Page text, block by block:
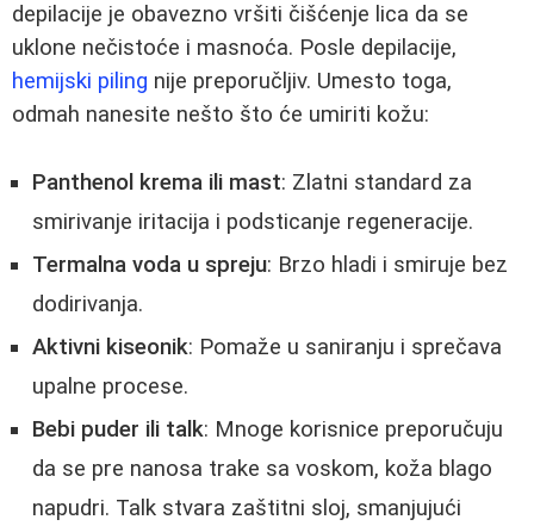
depilacije je obavezno vršiti čišćenje lica da se
uklone nečistoće i masnoća. Posle depilacije,
hemijski piling nije preporučljiv. Umesto toga,
odmah nanesite nešto što će umiriti kožu:
Panthenol krema ili mast: Zlatni standard za
smirivanje iritacija i podsticanje regeneracije.
Termalna voda u spreju: Brzo hladi i smiruje bez
dodirivanja.
Aktivni kiseonik: Pomaže u saniranju i sprečava
upalne procese.
Bebi puder ili talk: Mnoge korisnice preporučuju
da se pre nanosa trake sa voskom, koža blago
napudri. Talk stvara zaštitni sloj, smanjujući